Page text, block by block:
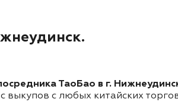
ТаоБао в г.
выкупов с любых китайских